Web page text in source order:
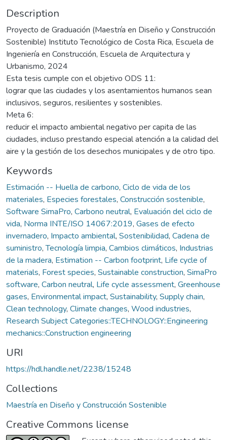
Description
Proyecto de Graduación (Maestría en Diseño y Construcción
Sostenible) Instituto Tecnológico de Costa Rica, Escuela de
Ingeniería en Construcción, Escuela de Arquitectura y
Urbanismo, 2024
Esta tesis cumple con el objetivo ODS 11:
lograr que las ciudades y los asentamientos humanos sean
inclusivos, seguros, resilientes y sostenibles.
Meta 6:
reducir el impacto ambiental negativo per capita de las
ciudades, incluso prestando especial atención a la calidad del
aire y la gestión de los desechos municipales y de otro tipo.
Keywords
Estimación -- Huella de carbono, Ciclo de vida de los
materiales, Especies forestales, Construcción sostenible,
Software SimaPro, Carbono neutral, Evaluación del ciclo de
vida, Norma INTE/ISO 14067:2019, Gases de efecto
invernadero, Impacto ambiental, Sostenibilidad, Cadena de
suministro,Tecnología limpia, Cambios climáticos, Industrias
de la madera, Estimation -- Carbon footprint, Life cycle of
materials, Forest species, Sustainable construction, SimaPro
software, Carbon neutral, Life cycle assessment, Greenhouse
gases, Environmental impact, Sustainability, Supply chain,
Clean technology, Climate changes, Wood industries,
Research Subject Categories::TECHNOLOGY::Engineering
mechanics::Construction engineering
URI
https://hdl.handle.net/2238/15248
Collections
Maestría en Diseño y Construcción Sostenible
Creative Commons license